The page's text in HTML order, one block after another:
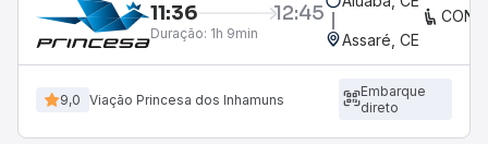
11:36 12:45
Duração: 1h 9min Assaré, CE
9,0 Viação Princesa dos Inhamuns
Embarque
direto